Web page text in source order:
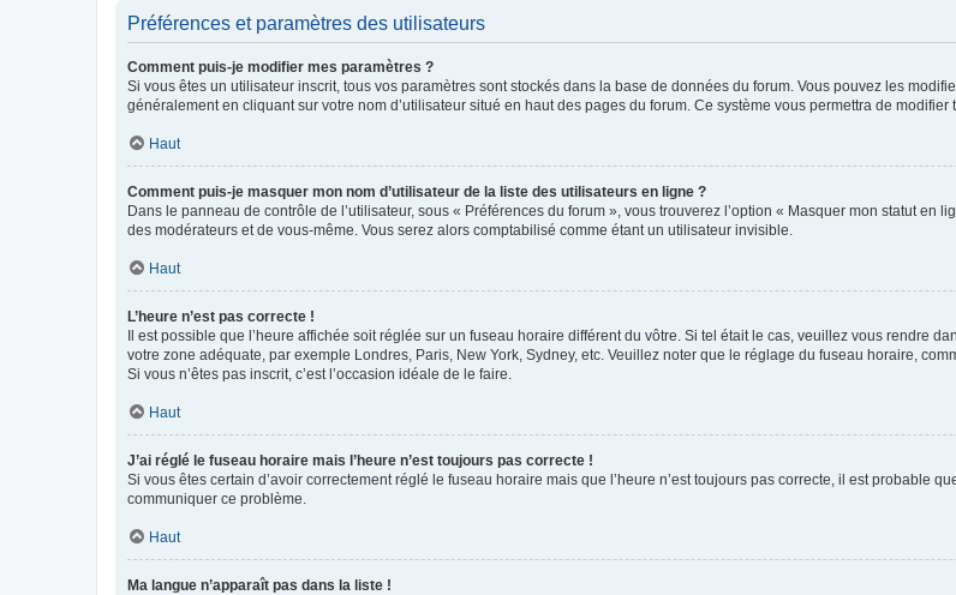
Préférences et paramètres des utilisateurs
Comment puis-je modifier mes paramètres ?
Si vous êtes un utilisateur inscrit, tous vos paramètres sont stockés dans la base de données du forum. Vous pouvez les
généralement en cliquant sur votre nom d’utilisateur situé en haut des pages du forum. Ce système vous permettra de
Haut
Comment puis-je masquer mon nom d’utilisateur de la liste des utilisateurs en ligne ?
Dans le panneau de contrôle de l’utilisateur, sous « Préférences du forum », vous trouverez l’option « Masquer mon statut
des modérateurs et de vous-même. Vous serez alors comptabilisé comme étant un utilisateur invisible.
Haut
L’heure n’est pas correcte !
Il est possible que l’heure affichée soit réglée sur un fuseau horaire différent du vôtre. Si tel était le cas, veuillez vous rendre
votre zone adéquate, par exemple Londres, Paris, New York, Sydney, etc. Veuillez noter que le réglage du fuseau horaire,
Si vous n’êtes pas inscrit, c’est l’occasion idéale de le faire.
Haut
J’ai réglé le fuseau horaire mais l’heure n’est toujours pas correcte !
Si vous êtes certain d’avoir correctement réglé le fuseau horaire mais que l’heure n’est toujours pas correcte, il est probable
communiquer ce problème.
Haut
Ma langue n’apparaît pas dans la liste !